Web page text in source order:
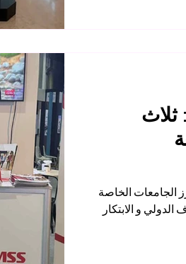
واحدة من أبرز الجامعات الخاصة
عالميًا، إذ تجمع بين التميز الأكاديمي و الاعتراف الدولي و الابتكار